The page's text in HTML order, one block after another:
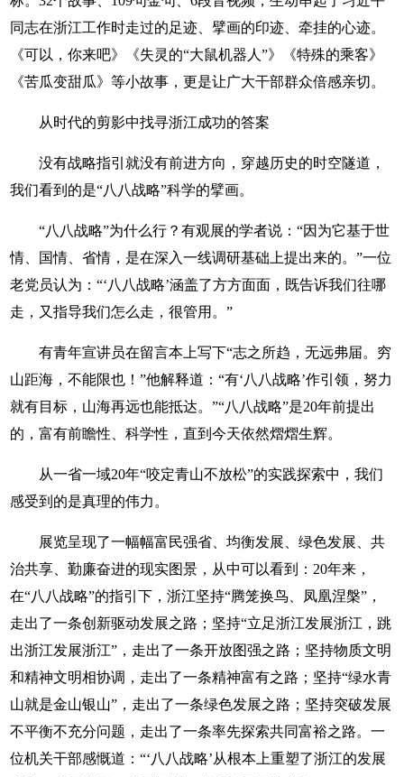
同志在浙江工作时走过的足迹、擘画的印迹、牵挂的心迹。
《可以，你来吧》《失灵的“大鼠机器人”》《特殊的乘客》
《苦瓜变甜瓜》等小故事，更是让广大干部群众倍感亲切。
从时代的剪影中找寻浙江成功的答案
没有战略指引就没有前进方向，穿越历史的时空隧道，
我们看到的是“八八战略”科学的擘画。
“八八战略”为什么行？有观展的学者说：“因为它基于世
情、国情、省情，是在深入一线调研基础上提出来的。”一位
老党员认为：“‘八八战略’涵盖了方方面面，既告诉我们往哪
走，又指导我们怎么走，很管用。”
有青年宣讲员在留言本上写下“志之所趋，无远弗届。穷
山距海，不能限也！”他解释道：“有‘八八战略’作引领，努力
就有目标，山海再远也能抵达。”“八八战略”是20年前提出
的，富有前瞻性、科学性，直到今天依然熠熠生辉。
从一省一域20年“咬定青山不放松”的实践探索中，我们
感受到的是真理的伟力。
展览呈现了一幅幅富民强省、均衡发展、绿色发展、共
治共享、勤廉奋进的现实图景，从中可以看到：20年来，
在“八八战略”的指引下，浙江坚持“腾笼换鸟、凤凰涅槃”，
走出了一条创新驱动发展之路；坚持“立足浙江发展浙江，跳
出浙江发展浙江”，走出了一条开放图强之路；坚持物质文明
和精神文明相协调，走出了一条精神富有之路；坚持“绿水青
山就是金山银山”，走出了一条绿色发展之路；坚持突破发展
不平衡不充分问题，走出了一条率先探索共同富裕之路。一
位机关干部感慨道：“‘八八战略’从根本上重塑了浙江的发展